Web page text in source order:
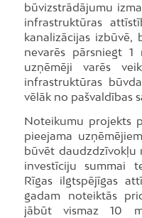
būvizstrādājumu
infrastruktūras
kanalizācijas izbūvē,
nevarēs pārsniegt
uzņēmēji varēs
infrastruktūras
vēlāk no pašvaldības
Noteikumu projekts
pieejama
būvēt daudzdzīvokļu
investīciju summai
Rīgas ilgtspējīgas
gadam noteiktās
jābūt vismaz 10